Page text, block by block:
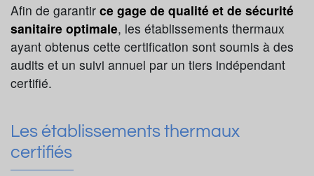
Afin de garantir ce gage de qualité et de sécurité
sanitaire optimale, les établissements thermaux
ayant obtenus cette certification sont soumis à des
audits et un suivi annuel par un tiers indépendant
certifié.
Les établissements thermaux
certifiés